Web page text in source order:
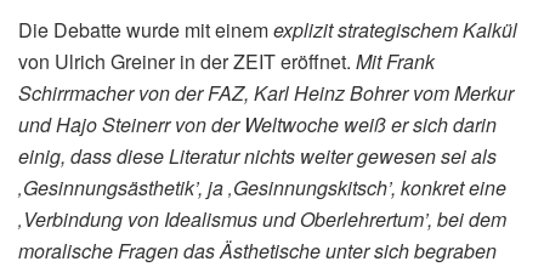
Die Debatte wurde mit einemexplizit strategischem Kalkül
von Ulrich Greiner in der ZEIT eröffnet. Mit Frank
Schirrmacher von der FAZ, Karl Heinz Bohrer vom Merkur
und Hajo Steinerr von der Weltwoche weiß er sich darin
einig, dass diese Literatur nichts weiter gewesen sei als
‚Gesinnungsästhetik’, ja ‚Gesinnungskitsch’, konkret eine
‚Verbindung von Idealismus und Oberlehrertum’, bei dem
moralische Fragen das Ästhetische unter sich begraben